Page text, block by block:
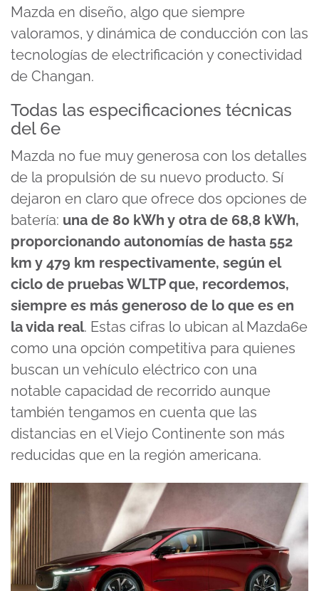
Mazda en diseño, algo que siempre
valoramos, y dinámica de conducción con las
tecnologías de electrificación y conectividad
de Changan.
Todas las especificaciones técnicas
del 6e
Mazda no fue muy generosa con los detalles
de la propulsión de su nuevo producto. Sí
dejaron en claro que ofrece dos opciones de
batería: una de 80 kWh y otra de 68,8 kWh,
proporcionando autonomías de hasta 552
km y 479 km respectivamente, según el
ciclo de pruebas WLTP que, recordemos,
siempre es más generoso de lo que es en
la vida real. Estas cifras lo ubican al Mazda6e
como una opción competitiva para quienes
buscan un vehículo eléctrico con una
notable capacidad de recorrido aunque
también tengamos en cuenta que las
distancias en el Viejo Continente son más
reducidas que en la región americana.